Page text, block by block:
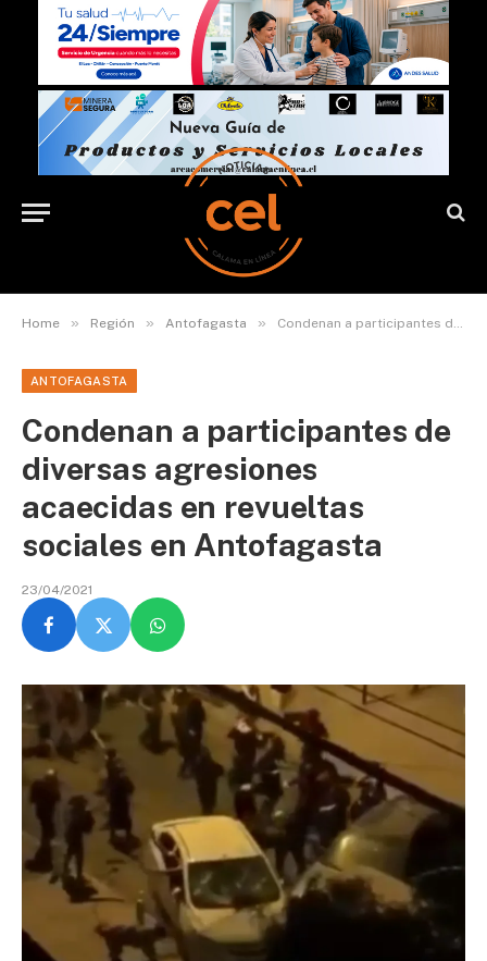
Home » Región » Antofagasta » Condenan a participantes de diversas agresiones acaecidas en revueltas sociales en Antofagasta
ANTOFAGASTA
Condenan a participantes de
diversas agresiones
acaecidas en revueltas
sociales en Antofagasta
23/04/2021